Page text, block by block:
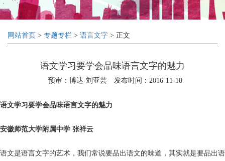
网站首页 > 专题专栏 > 语言文字 > 正文
语文学习要学会品味语言文字的魅力
预审：博达-刘亚芸 发布时间：2016-11-10
语文学习要学会品味语言文字的魅力
安徽师范大学附属中学 张祥云
语文是语言文字的艺术，我们常说要品出语文的味道，其实就是要品出语